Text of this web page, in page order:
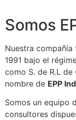
Somos
Nuestra
1991 bajo el
como S. de R.L
nombre de EPP
Somos un equipo
consultores